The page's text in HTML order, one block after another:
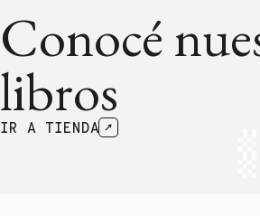
Conocé
libros
IR A TIENDA